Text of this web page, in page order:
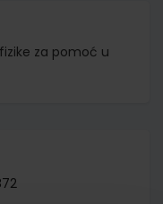
fizike za pomoć u